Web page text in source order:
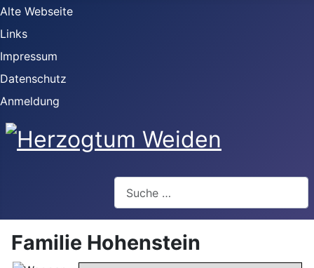
Alte Webseite
Links
Impressum
Datenschutz
Anmeldung
Familie Hohenstein